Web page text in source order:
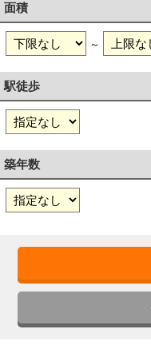
面積
～
駅徒歩
築年数